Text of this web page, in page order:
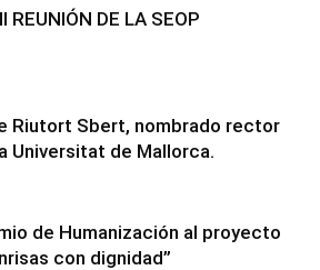
REUNIÓN DE LA SEOP
Riutort Sbert, nombrado rector
Universitat de Mallorca.
de Humanización al proyecto
con dignidad”